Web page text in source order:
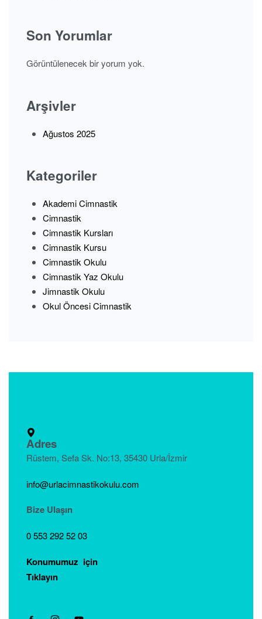
Son Yorumlar
Görüntülenecek bir yorum yok.
Arşivler
Ağustos 2025
Kategoriler
Akademi Cimnastik
Cimnastik
Cimnastik Kursları
Cimnastik Kursu
Cimnastik Okulu
Cimnastik Yaz Okulu
Jimnastik Okulu
Okul Öncesi Cimnastik
Adres
Rüstem, Sefa Sk. No:13, 35430 Urla/İzmir
info@urlacimnastikokulu.com
Bize Ulaşın
0 553 292 52 03
Konumumuz için
Tıklayın